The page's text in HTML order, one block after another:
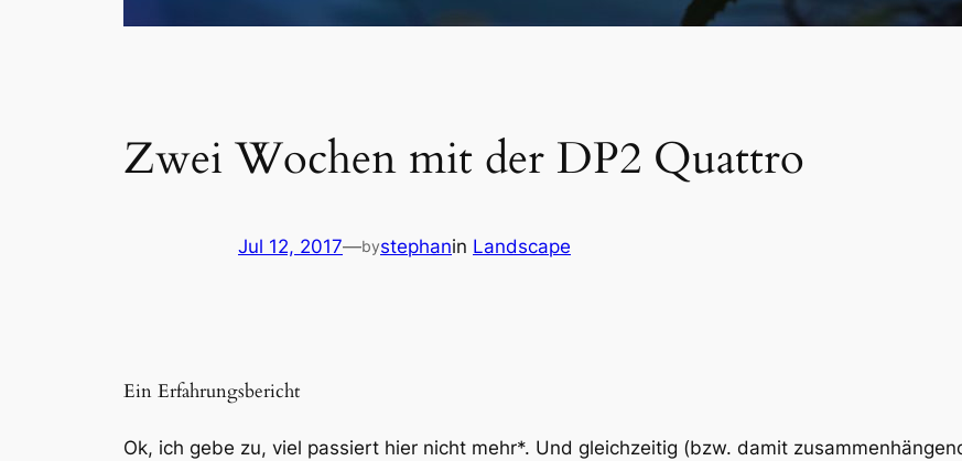
Zwei Wochen mit der DP2 Quattro
Jul 12, 2017—bystephanin Landscape
Ein Erfahrungsbericht
Ok, ich gebe zu, viel passiert hier nicht mehr*. Und gleichzeitig (bzw. damit